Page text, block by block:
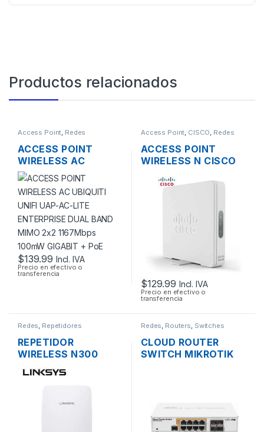
Productos relacionados
Access Point, Redes
ACCESS POINT
WIRELESS AC
UBIQUITI UNIFI UAP-
AC-LITE ENTERPRISE
DUAL BAND MIMO
2×2 1167MBPS
100MW GIGABIT +
POE
$139.99 Incl. IVA
Precio en efectivo o
transferencia
Access Point, CISCO, Redes
ACCESS POINT
WIRELESS N CISCO
NA DUAL BAND
SOPORTE POE +
FUENTE
$129.99 Incl. IVA
Precio en efectivo o
transferencia
Redes Repetidores
REPETIDOR
WIRELESS N300
LINKSYS RE3000W
DOS ANTENAS 1
10/1000MBPS
Redes Routers Switches
CLOUD ROUTER
SWITCH MIKROTIK
+ 4 PUERTOS SFP,
RACKEABLE